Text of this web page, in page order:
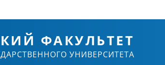
ФАКУЛЬТЕТ
УНИВЕРСИТЕТА